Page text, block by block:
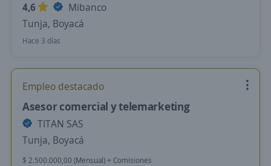
4,6
Mibanco
Tunja, Boyacá
Hace 3 días
Empleo destacado
Asesor comercial y telemarketing
TITAN SAS
Tunja, Boyacá
$ 2.500.000,00 (Mensual) + Comisiones